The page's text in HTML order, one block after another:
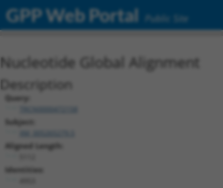
GPP Web Portal Public Site
Nucleotide Global Alignment
Description
Query:
Subject:
Aligned Length:
Identities: